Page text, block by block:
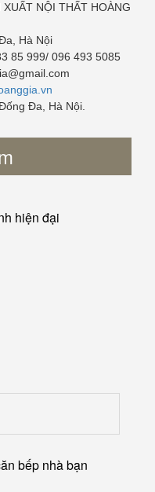
NỘI THẤT HOÀNG
Hà Nội
85 999/ 096 493 5085
Đa, Hà Nội.
hiện đại
bếp nhà bạn